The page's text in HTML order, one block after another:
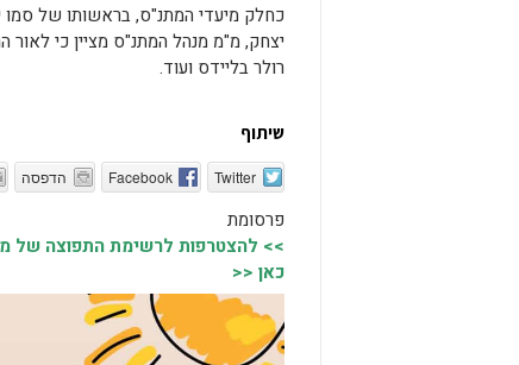
כחלק מיעדי המתנ"ס, בראשותו של סמו
יצחק, מ"מ מנהל המתנ"ס מציין כי לאור
רולר בליידס ועוד.
שיתוף
Twitter
Facebook הדפסה
פרסומת
>> להצטרפות לרשימת התפוצה של
כאן <<